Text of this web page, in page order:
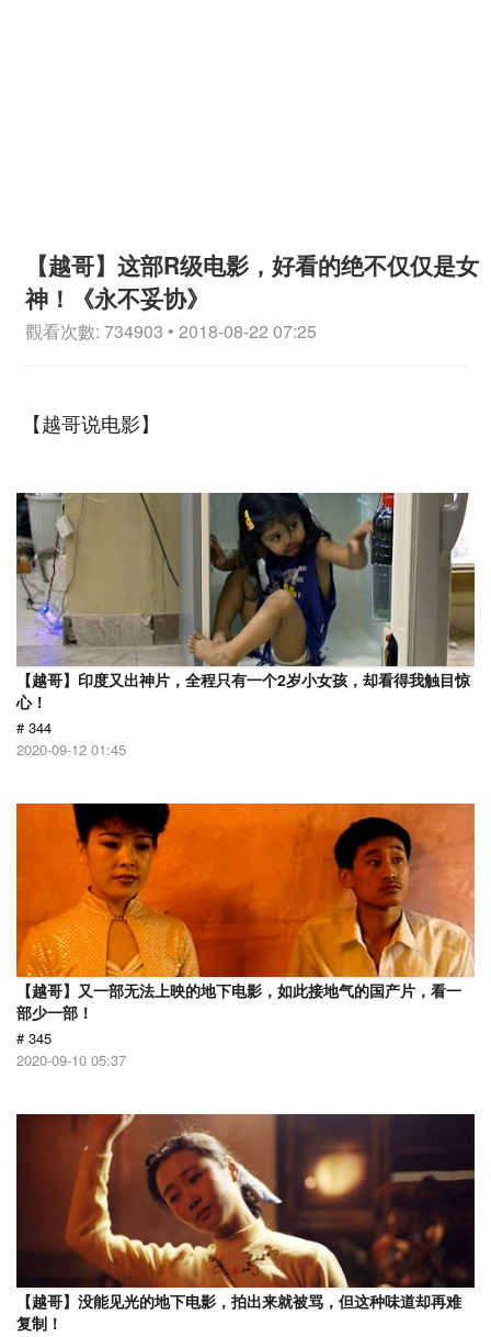
【越哥】这部R级电影，好看的绝不仅仅是女
神！《永不妥协》
觀看次數: 734903 • 2018-08-22 07:25
【越哥说电影】
【越哥】印度又出神片，全程只有一个2岁小女孩，却看得我触目惊
心！
# 344
2020-09-12 01:45
【越哥】又一部无法上映的地下电影，如此接地气的国产片，看一
部少一部！
# 345
2020-09-10 05:37
【越哥】没能见光的地下电影，拍出来就被骂，但这种味道却再难
复制！